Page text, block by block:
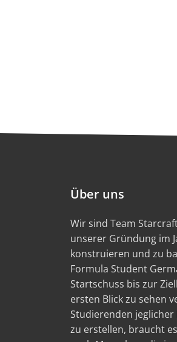
Über uns
Wir sind Team
unserer Gründung im
konstruieren und zu
Formula Student
Startschuss bis zur
ersten Blick zu sehen
Studierenden
zu erstellen, braucht